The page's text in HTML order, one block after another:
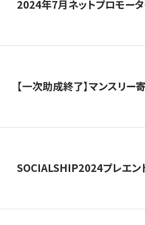
2024年7月ネットプロモー
【一次助成終了】マンスリ
SOCIALSHIP2024プレエン